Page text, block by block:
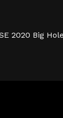
2020 Big